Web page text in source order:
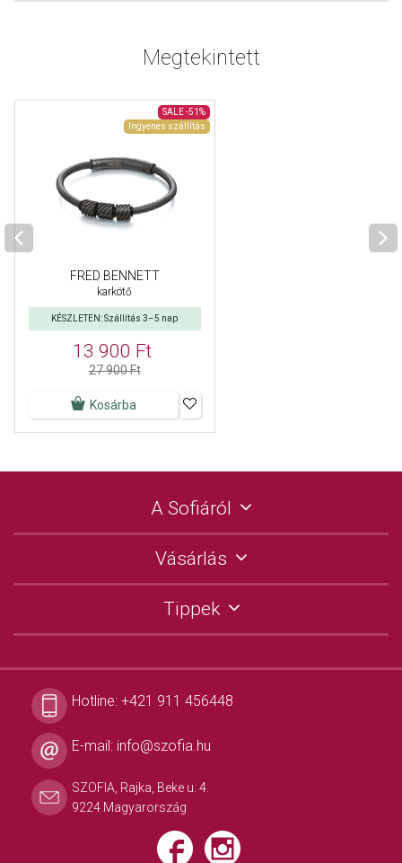
Megtekintett
SALE -51%
Ingyenes szállítás
FRED BENNETT
karkötő
KÉSZLETEN: Szállítás 3–5 nap
13 900 Ft
27 900 Ft
Kosárba
A Sofiáról
Vásárlás
Tippek
Hotline: +421 911 456448
E-mail: info@szofia.hu
SZOFIA, Rajka, Beke u. 4.
9224 Magyarország